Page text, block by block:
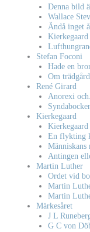
Denna bild
Wallace
Ändå inget
Stefan Foconi
Hade en
Om
René Girard
Anorexi
Kierkegaard
En flykting
Antingen
Martin Luther
Ordet vid
Martin
Martin
Märkesåret
J L
G C von